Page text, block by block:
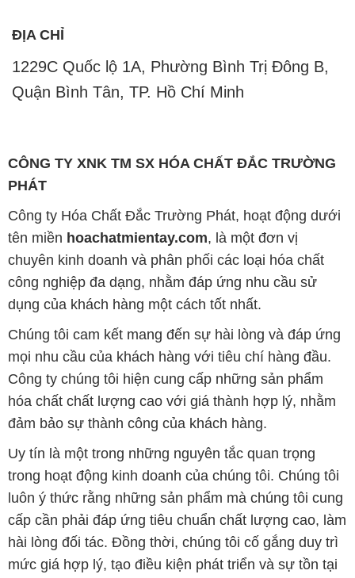
ĐỊA CHỈ
1229C Quốc lộ 1A, Phường Bình Trị Đông B,
Quận Bình Tân, TP. Hồ Chí Minh
CÔNG TY XNK TM SX HÓA CHẤT ĐẮC TRƯỜNG
PHÁT
Công ty Hóa Chất Đắc Trường Phát, hoạt động dưới
tên miền hoachatmientay.com, là một đơn vị
chuyên kinh doanh và phân phối các loại hóa chất
công nghiệp đa dạng, nhằm đáp ứng nhu cầu sử
dụng của khách hàng một cách tốt nhất.
Chúng tôi cam kết mang đến sự hài lòng và đáp ứng
mọi nhu cầu của khách hàng với tiêu chí hàng đầu.
Công ty chúng tôi hiện cung cấp những sản phẩm
hóa chất chất lượng cao với giá thành hợp lý, nhằm
đảm bảo sự thành công của khách hàng.
Uy tín là một trong những nguyên tắc quan trọng
trong hoạt động kinh doanh của chúng tôi. Chúng tôi
luôn ý thức rằng những sản phẩm mà chúng tôi cung
cấp cần phải đáp ứng tiêu chuẩn chất lượng cao, làm
hài lòng đối tác. Đồng thời, chúng tôi cố gắng duy trì
mức giá hợp lý, tạo điều kiện phát triển và sự tồn tại